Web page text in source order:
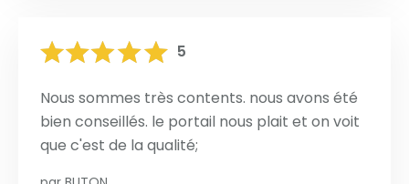
5
Nous sommes très contents. nous avons été
bien conseillés. le portail nous plait et on voit
que c'est de la qualité;